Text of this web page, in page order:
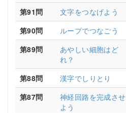
第91問
文字をつなげよう
第90問
ループでつなごう
第89問
あやしい細胞はど
れ？
第88問 漢字でしりとり
第87問
神経回路を完成させ
よう